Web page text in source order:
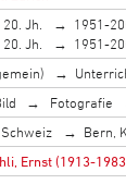
20. Jh. 1951-
20. Jh. 1951-
Fotografie
Schweiz Bern,
Ernst (1913-